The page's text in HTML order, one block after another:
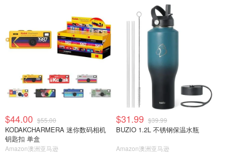
$44.00 $55.00
KODAKCHARMERA 迷你数码相机
钥匙扣 单盒
Amazon澳洲亚马逊
$31.99 $39.99
BUZIO 1.2L 不锈钢保温水瓶
Amazon澳洲亚马逊